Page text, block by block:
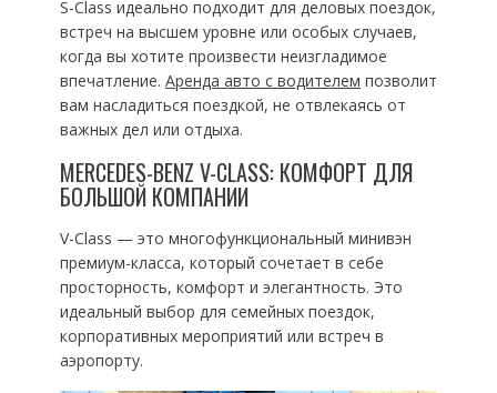
S-Class идеально подходит для деловых поездок,
встреч на высшем уровне или особых случаев,
когда вы хотите произвести неизгладимое
впечатление. Аренда авто с водителем позволит
вам насладиться поездкой, не отвлекаясь от
важных дел или отдыха.
MERCEDES-BENZ V-CLASS: КОМФОРТ ДЛЯ
БОЛЬШОЙ КОМПАНИИ
V-Class — это многофункциональный минивэн
премиум-класса, который сочетает в себе
просторность, комфорт и элегантность. Это
идеальный выбор для семейных поездок,
корпоративных мероприятий или встреч в
аэропорту.